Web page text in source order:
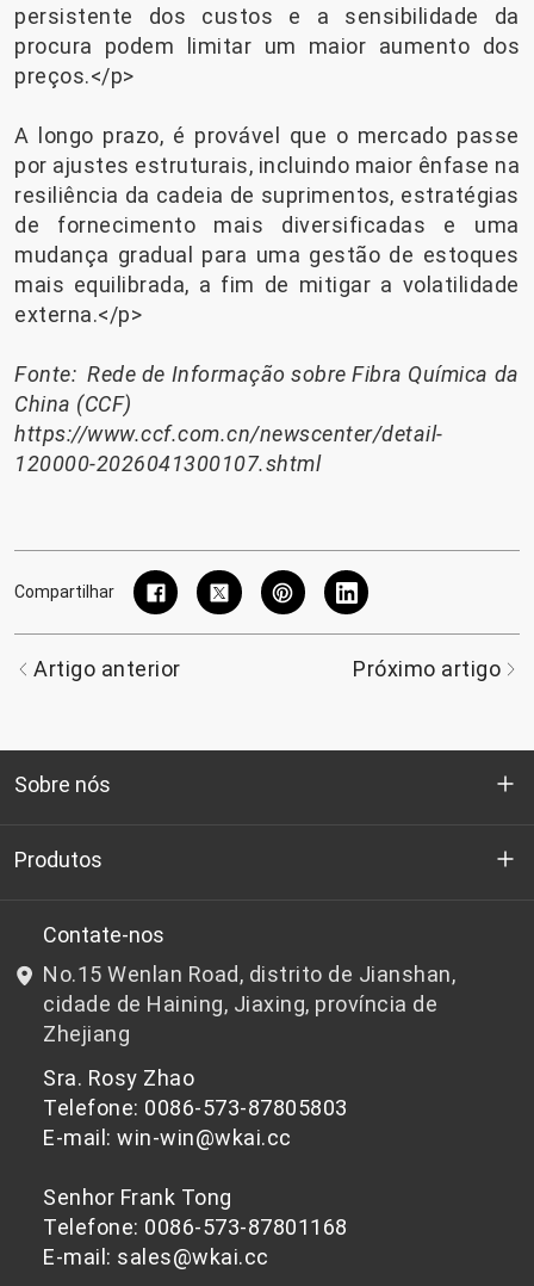
persistente dos custos e a sensibilidade da
procura podem limitar um maior aumento dos
preços.</p>
A longo prazo, é provável que o mercado passe
por ajustes estruturais, incluindo maior ênfase na
resiliência da cadeia de suprimentos, estratégias
de fornecimento mais diversificadas e uma
mudança gradual para uma gestão de estoques
mais equilibrada, a fim de mitigar a volatilidade
externa.</p>
Fonte: Rede de Informação sobre Fibra Química da
China (CCF)
https://www.ccf.com.cn/newscenter/detail-
120000-2026041300107.shtml
Compartilhar
Artigo anterior Próximo artigo
Sobre nós
Quem somos
P&D
Notícias e Eventos
política de Privacidade
Produtos
Chips de PET de qualidade para garrafas
Chips de PET não adequados para garrafas
Contate-nos
No.15 Wenlan Road, distrito de Jianshan,
cidade de Haining, Jiaxing, província de
Zhejiang
Sra. Rosy Zhao
Telefone: 0086-573-87805803
E-mail: win-win@wkai.cc
Senhor Frank Tong
Telefone: 0086-573-87801168
E-mail: sales@wkai.cc